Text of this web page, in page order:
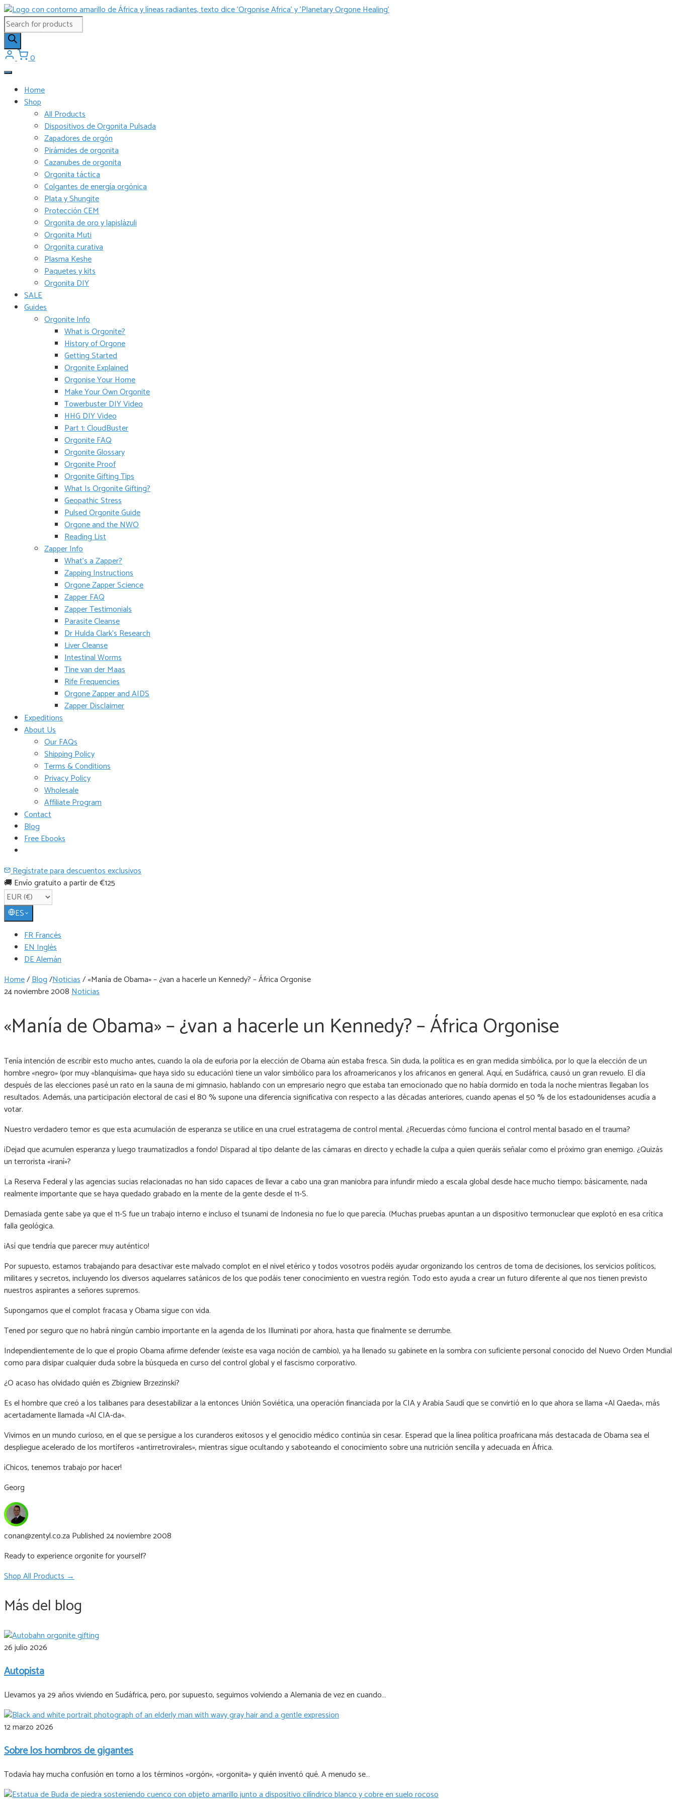
Saltar
al
contenido
Búsqueda
de
productos
0
Home
Shop
All Products
Dispositivos de Orgonita Pulsada
Zapadores de orgón
Pirámides de orgonita
Cazanubes de orgonita
Orgonita táctica
Colgantes de energía orgónica
Plata y Shungite
Protección CEM
Orgonita de oro y lapislázuli
Orgonita Muti
Orgonita curativa
Plasma Keshe
Paquetes y kits
Orgonita DIY
SALE
Guides
Orgonite Info
What is Orgonite?
History of Orgone
Getting Started
Orgonite Explained
Orgonise Your Home
Make Your Own Orgonite
Towerbuster DIY Video
HHG DIY Video
Part 1: CloudBuster
Orgonite FAQ
Orgonite Glossary
Orgonite Proof
Orgonite Gifting Tips
What Is Orgonite Gifting?
Geopathic Stress
Pulsed Orgonite Guide
Orgone and the NWO
Reading List
Zapper Info
What’s a Zapper?
Zapping Instructions
Orgone Zapper Science
Zapper FAQ
Zapper Testimonials
Parasite Cleanse
Dr Hulda Clark’s Research
Liver Cleanse
Intestinal Worms
Tine van der Maas
Rife Frequencies
Orgone Zapper and AIDS
Zapper Disclaimer
Expeditions
About Us
Our FAQs
Shipping Policy
Terms & Conditions
Privacy Policy
Wholesale
Affiliate Program
Contact
Blog
Free Ebooks
Regístrate para descuentos exclusivos
🚚 Envío gratuito a partir de €125
ES
FR Francés
EN Inglés
DE Alemán
Home/Blog/Noticias/«Manía de Obama» – ¿van a hacerle un Kennedy? – África Orgonise
24 noviembre 2008Noticias
«Manía de Obama» – ¿van a hacerle un Kennedy? – África Orgonise
Tenía intención de escribir esto mucho antes, cuando la ola de euforia por la elección de Obama aún estaba fresca. Sin duda, la política es en gran medida simbólica, por lo que la elección de un
hombre «negro» (por muy «blanquísima» que haya sido su educación) tiene un valor simbólico para los afroamericanos y los africanos en general. Aquí, en Sudáfrica, causó un gran revuelo. El día
después de las elecciones pasé un rato en la sauna de mi gimnasio, hablando con un empresario negro que estaba tan emocionado que no había dormido en toda la noche mientras llegaban los
resultados. Además, una participación electoral de casi el 80 % supone una diferencia significativa con respecto a las décadas anteriores, cuando apenas el 50 % de los estadounidenses acudía a
votar.
Nuestro verdadero temor es que esta acumulación de esperanza se utilice en una cruel estratagema de control mental. ¿Recuerdas cómo funciona el control mental basado en el trauma?
¡Dejad que acumulen esperanza y luego traumatizadlos a fondo! Disparad al tipo delante de las cámaras en directo y echadle la culpa a quien queráis señalar como el próximo gran enemigo. ¿Quizás
un terrorista «iraní»?
La Reserva Federal y las agencias sucias relacionadas no han sido capaces de llevar a cabo una gran maniobra para infundir miedo a escala global desde hace mucho tiempo; básicamente, nada
realmente importante que se haya quedado grabado en la mente de la gente desde el 11-S.
Demasiada gente sabe ya que el 11-S fue un trabajo interno e incluso el tsunami de Indonesia no fue lo que parecía. (Muchas pruebas apuntan a un dispositivo termonuclear que explotó en esa crítica
falla geológica.
¡Así que tendría que parecer muy auténtico!
Por supuesto, estamos trabajando para desactivar este malvado complot en el nivel etérico y todos vosotros podéis ayudar orgonizando los centros de toma de decisiones, los servicios políticos,
militares y secretos, incluyendo los diversos aquelarres satánicos de los que podáis tener conocimiento en vuestra región. Todo esto ayuda a crear un futuro diferente al que nos tienen previsto
nuestros aspirantes a señores supremos.
Supongamos que el complot fracasa y Obama sigue con vida.
Tened por seguro que no habrá ningún cambio importante en la agenda de los Illuminati por ahora, hasta que finalmente se derrumbe.
Independientemente de lo que el propio Obama afirme defender (existe esa vaga noción de cambio), ya ha llenado su gabinete en la sombra con suficiente personal conocido del Nuevo Orden Mundial
como para disipar cualquier duda sobre la búsqueda en curso del control global y el fascismo corporativo.
¿O acaso has olvidado quién es Zbigniew Brzezinski?
Es el hombre que creó a los talibanes para desestabilizar a la entonces Unión Soviética, una operación financiada por la CIA y Arabia Saudí que se convirtió en lo que ahora se llama «Al Qaeda», más
acertadamente llamada «Al CIA-da».
Vivimos en un mundo curioso, en el que se persigue a los curanderos exitosos y el genocidio médico continúa sin cesar. Esperad que la línea política proafricana más destacada de Obama sea el
despliegue acelerado de los mortíferos «antirretrovirales», mientras sigue ocultando y saboteando el conocimiento sobre una nutrición sencilla y adecuada en África.
¡Chicos, tenemos trabajo por hacer!
Georg
conan@zentyl.co.za Published 24 noviembre 2008
Ready to experience orgonite for yourself?
Shop All Products →
Más del blog
26 julio 2026
Autopista
Llevamos ya 29 años viviendo en Sudáfrica, pero, por supuesto, seguimos volviendo a Alemania de vez en cuando…
12 marzo 2026
Sobre los hombros de gigantes
Todavía hay mucha confusión en torno a los términos «orgón», «orgonita» y quién inventó qué. A menudo se…